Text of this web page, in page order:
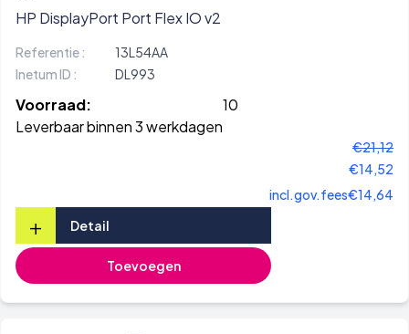
HP DisplayPort Port Flex IO v2
Referentie :
13L54AA
Inetum ID :
DL993
Voorraad:
10
Leverbaar binnen 3 werkdagen
€21,12
€14,52
incl.gov.fees€14,64
+ Detail
Toevoegen